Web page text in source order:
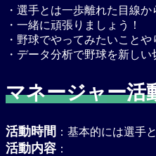
・選手とは一歩離れた目線
・一緒に頑張りましょう！
・野球でやってみたいことや
・データ分析で野球を新し
マネージャー活
活動時間 ：基本的には選手
活動内容 ：